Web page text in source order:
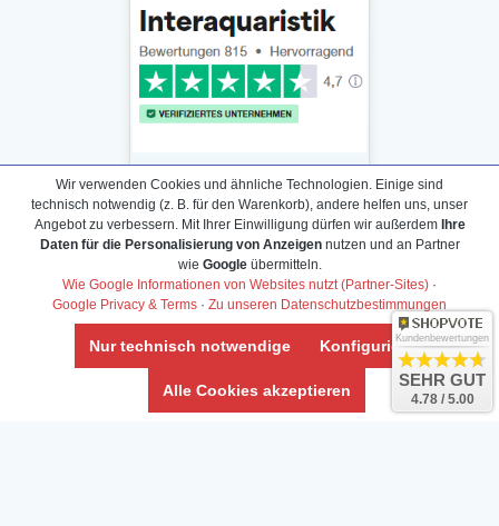
Daten­schutz­erklärung
Widerrufs­recht /Widerrufs­formular
AGB & Info
Impressum
Umwelt und Entsorgung
Vertrag widerrufen
Wir verwenden Cookies und ähnliche Technologien. Einige sind
technisch notwendig (z. B. für den Warenkorb), andere helfen uns, unser
Angebot zu verbessern. Mit Ihrer Einwilligung dürfen wir außerdem Ihre
Daten für die Personalisierung von Anzeigennutzen und an Partner
wie Googleübermitteln.
Wie Google Informationen von Websites nutzt (Partner-Sites) ·
Google Privacy & Terms · Zu unseren Datenschutzbestimmungen
Nur technisch notwendige Konfigurieren
Alle Cookies akzeptieren
Kundenbewertungen
SEHR GUT
4.78 / 5.00